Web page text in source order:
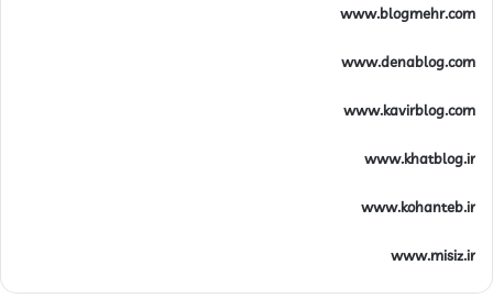
www.blogmehr.com
www.denablog.com
www.kavirblog.com
www.khatblog.ir
www.kohanteb.ir
www.misiz.ir